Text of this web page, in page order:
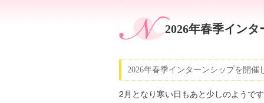
2026年春季インタ
2026年春季インターンシップを開催
2月となり寒い日もあと少しのようで